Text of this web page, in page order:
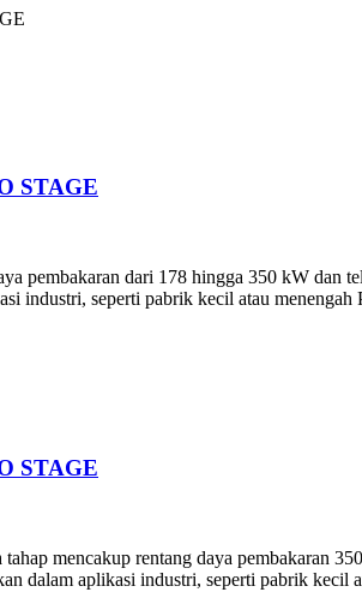
STAGE
pembakaran dari 178 hingga 350 kW dan
industri, seperti pabrik kecil atau menengah
STAGE
mencakup rentang daya pembakaran
dalam aplikasi industri, seperti pabrik kecil